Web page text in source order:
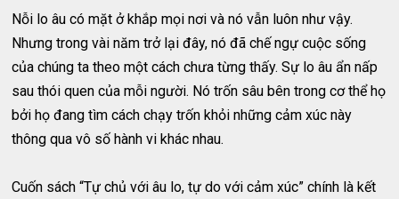
Nỗi lo âu có mặt ở khắp mọi nơi và nó vẫn luôn như vậy.
Nhưng trong vài năm trở lại đây, nó đã chế ngự cuộc sống
của chúng ta theo một cách chưa từng thấy. Sự lo âu ẩn nấp
sau thói quen của mỗi người. Nó trốn sâu bên trong cơ thể họ
bởi họ đang tìm cách chạy trốn khỏi những cảm xúc này
thông qua vô số hành vi khác nhau.
Cuốn sách “Tự chủ với âu lo, tự do với cảm xúc” chính là kết